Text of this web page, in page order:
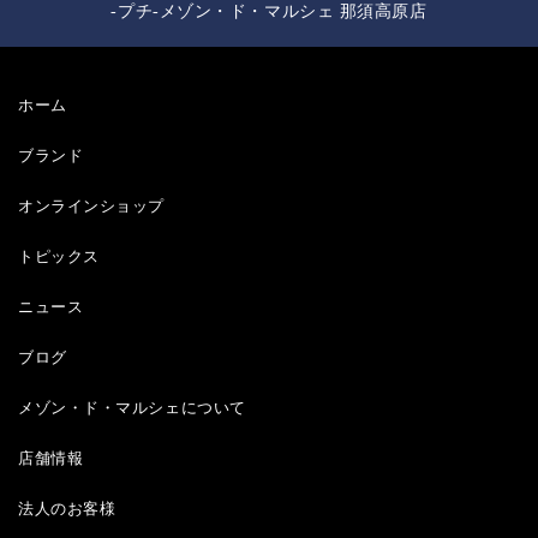
-プチ-メゾン・ド・マルシェ 那須高原店
ホーム
ブランド
オンラインショップ
トピックス
ニュース
ブログ
メゾン・ド・マルシェについて
店舗情報
法人のお客様